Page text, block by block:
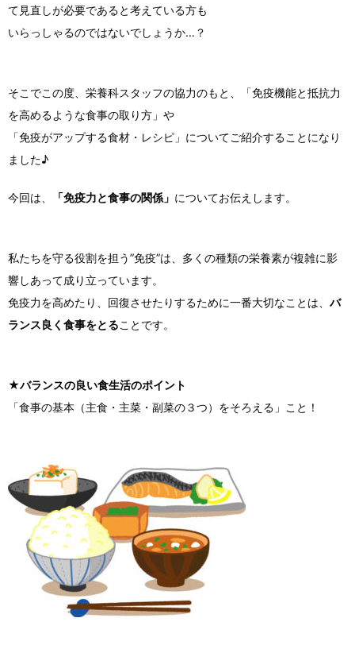
て見直しが必要であると考えている方も
いらっしゃるのではないでしょうか…？
そこでこの度、栄養科スタッフの協力のもと、「免疫機能と抵抗力
を高めるような食事の取り方」や
「免疫がアップする食材・レシピ」についてご紹介することになり
ました♪
今回は、 「免疫力と食事の関係」 についてお伝えします。
私たちを守る役割を担う”免疫”は、多くの種類の栄養素が複雑に影
響しあって成り立っています。
免疫力を高めたり、回復させたりするために一番大切なことは、 バ
ランス良く食事をとることです。
★バランスの良い食生活のポイント
「食事の基本（主食・主菜・副菜の３つ）をそろえる」こと！